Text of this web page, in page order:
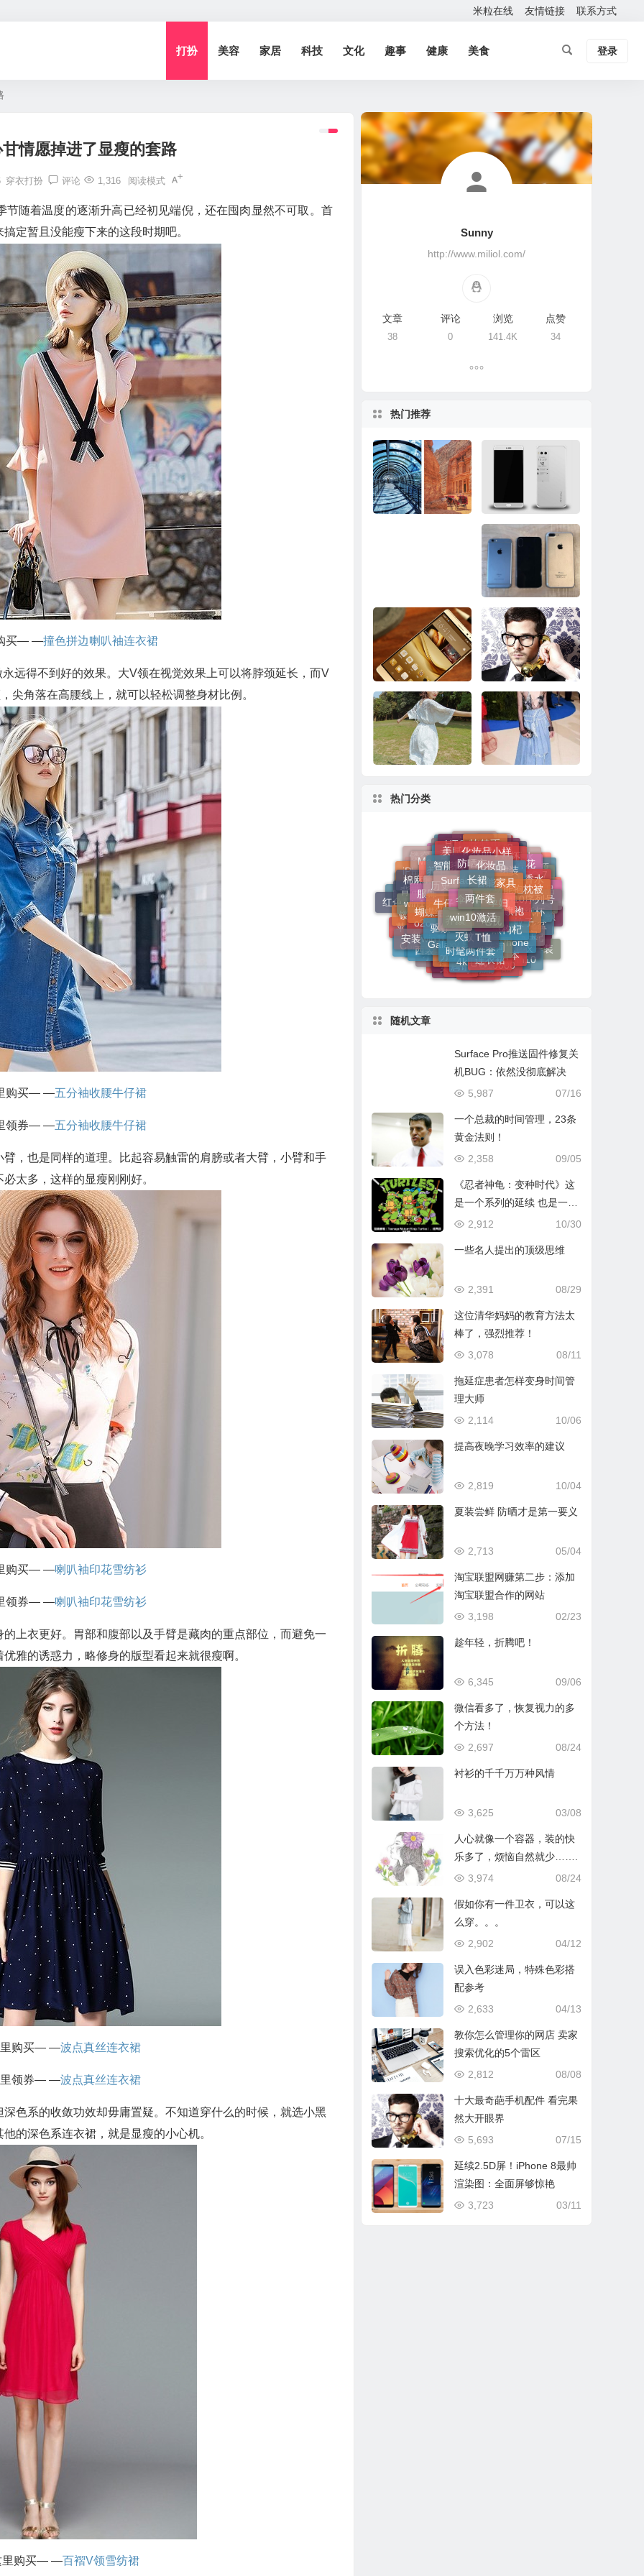
米粒在线 友情链接 联系方式
打扮 美容 家居 科技 文化 趣事 健康 美食 登录
情愿掉进了显瘦的套路
穿衣打扮 评论 1,316 阅读模式
随着温度的逐渐升高已经初见端倪，还在囤肉显然不可取。首
定暂且没能瘦下来的这段时期吧。
买— —撞色拼边喇叭袖连衣裙
远得不到好的效果。大V领在视觉效果上可以将脖颈延长，而V
尖角落在高腰线上，就可以轻松调整身材比例。
购买— —五分袖收腰牛仔裙
领券— —五分袖收腰牛仔裙
，也是同样的道理。比起容易触雷的肩膀或者大臂，小臂和手
太多，这样的显瘦刚刚好。
购买— —喇叭袖印花雪纺衫
领券— —喇叭袖印花雪纺衫
上衣更好。胃部和腹部以及手臂是藏肉的重点部位，而避免一
雅的诱惑力，略修身的版型看起来就很瘦啊。
里购买— —波点真丝连衣裙
里领券— —波点真丝连衣裙
色系的收敛功效却毋庸置疑。不知道穿什么的时候，就选小黑
的深色系连衣裙，就是显瘦的小心机。
里购买— —百褶V领雪纺裙
Sunny
http://www.miliol.com/
文章
38
评论
0
浏览
141.4K
点赞
34
热门推荐
还有10天！魅族PRO
7邀请函曝光：主打双
屏
Surface Pro推送固件
修复关机BUG：依然
没彻底解决
iPhone 8想要真正的
成功到底有多难？
华为Mate 8系统更
新：玩《王者荣耀》
更流畅
十大最奇葩手机配件
看完果然大开眼界
热门分类
雅诗兰黛
衬衫
联想
泳衣
沙滩裙固态硬盘
百褶裙
SEO
牛仔裤
西装
勒索病毒
高清电视
水杯
竹席
个性女
决明子蚊帐
小米
女装两件套
奥睿科
翻新
固态硬盘安装
短袖
宗教
母婴用品
note 7
国学
休闲装
镂空针织衫
安全
HTC U11
比特币针织
淡香水
移动电源
扫地机
牛仔裙
葡萄酒
天堂伞
美容
宝宝夏装
衬衫裙
T恤衫
夏装
时尚半身裙
针织衫
iPhone 7
Mate 8
香水
美腻公主裙
化妆品小样
陶瓷杯
小碎花
PRO 7
4k对齐
艺术
牛仔短裤
机器人
baidu
瑞希尔
香精
短裙
条纹
裙子
毛衣
红色苹果手机
背带裤
棉麻套装
养生
智能扫地防晒衣化妆品
裙装
男士香水
宝宝用品
套装
金士顿
文章
碎花裙
安装win10
Edge浏览器
女装
马克杯
扫地机器人
内衣
苹果手机
镂空裙
win10
服饰
历史
Surface长裙智能家具
多功能抱枕被
win10序列号
纸杯
花盆
搭配
时尚孕妇春装
充电宝
睡衣
手机
个人护理
小白裙
CorelDRAW
包包
o2o
蝴蝶结
牛仔
伞两件套孕妇
旗袍
蚊子
宝宝
卫衣
激活win10
护肤品
三星
女士香水
禅
西装套装
安装win10激活
驱蚊
养颜
win10激活
电视
黑枸杞
iPhone
日本
D10000
小棕瓶
腾讯
分享
Galaxy S8
灭蚊T恤
诗词
连衣裙
4k电视
时髦两件套
随机文章
Surface Pro推送固件修复关
机BUG：依然没彻底解决
07/16
5,987
一个总裁的时间管理，23条
黄金法则！
09/05
2,358
《忍者神龟：变种时代》这
是一个系列的延续 也是一代
人的延续
10/30
2,912
一些名人提出的顶级思维
08/29
2,391
这位清华妈妈的教育方法太
棒了，强烈推荐！
08/11
3,078
拖延症患者怎样变身时间管
理大师
10/06
2,114
提高夜晚学习效率的建议
10/04
2,819
夏装尝鲜 防晒才是第一要义
05/04
2,713
淘宝联盟网赚第二步：添加
淘宝联盟合作的网站
02/23
3,198
趁年轻，折腾吧！
09/06
6,345
微信看多了，恢复视力的多
个方法！
08/24
2,697
衬衫的千千万万种风情
03/08
3,625
人心就像一个容器，装的快
乐多了，烦恼自然就少…….
08/24
3,974
假如你有一件卫衣，可以这
么穿。。。
04/12
2,902
误入色彩迷局，特殊色彩搭
配参考
04/13
2,633
教你怎么管理你的网店 卖家
搜索优化的5个雷区
08/08
2,812
十大最奇葩手机配件 看完果
然大开眼界
07/15
5,693
延续2.5D屏！iPhone 8最帅
渲染图：全面屏够惊艳
03/11
3,723